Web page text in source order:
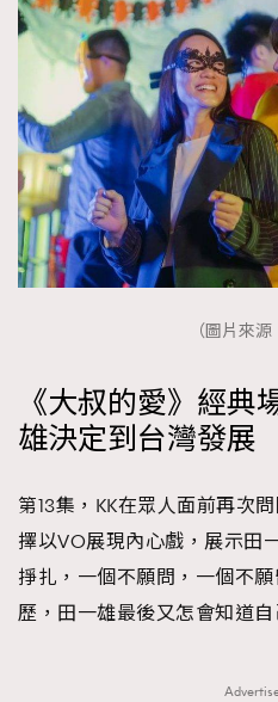
（圖片來源
《大叔的愛》經典
雄決定到台灣發展
第13集，KK在眾人面前再次
擇以VO展現內心戲，展示田
掙扎，一個不願問，一個不
歷，田一雄最後又怎會知道自